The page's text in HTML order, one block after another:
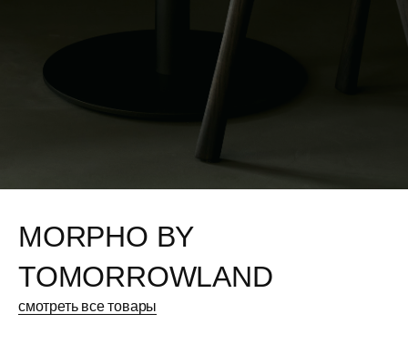
MORPHO BY
TOMORROWLAND
смотреть все товары